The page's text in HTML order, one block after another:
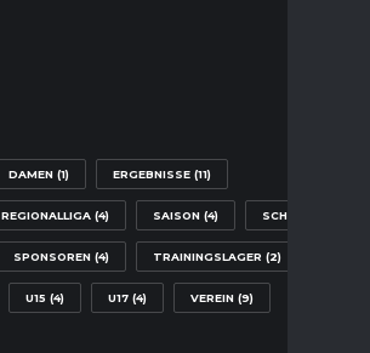
DAMEN (1) ERGEBNISSE (11)
REGIONALLIGA (4) SAISON (4) SCHULE
SPONSOREN (4) TRAININGSLAGER (2)
U15 (4) U17 (4) VEREIN (9)